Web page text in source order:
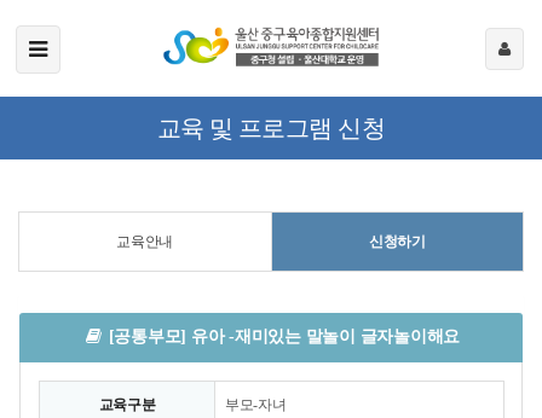
교육 및 프로그램 신청
교육안내 신청하기
[공통부모] 유아 -재미있는 말놀이 글자놀이해요
교육구분 부모-자녀